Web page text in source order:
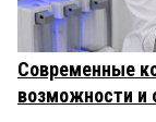
Современные
возможности и